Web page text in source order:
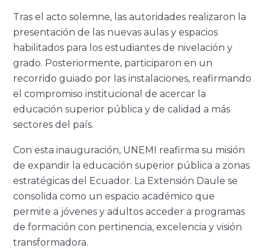
Tras el acto solemne, las autoridades realizaron la
presentación de las nuevas aulas y espacios
habilitados para los estudiantes de nivelación y
grado. Posteriormente, participaron en un
recorrido guiado por las instalaciones, reafirmando
el compromiso institucional de acercar la
educación superior pública y de calidad a más
sectores del país.
Con esta inauguración, UNEMI reafirma su misión
de expandir la educación superior pública a zonas
estratégicas del Ecuador. La Extensión Daule se
consolida como un espacio académico que
permite a jóvenes y adultos acceder a programas
de formación con pertinencia, excelencia y visión
transformadora.